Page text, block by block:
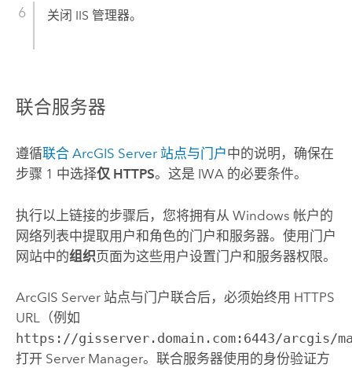
关闭 IIS 管理器。
联合服务器
遵循联合 ArcGIS Server 站点与门户中的说明，确保在
步骤 1 中选择仅 HTTPS。这是 IWA 的必要条件。
执行以上链接的步骤后，您将拥有从 Windows 帐户的
网络列表中提取用户和角色的门户和服务器。使用门户
网站中的组织页面为这些用户设置门户和服务器权限。
ArcGIS Server站点与门户联合后，必须始终用 HTTPS
URL（例如
https://gisserver.domain.com:6443/arcgis/
打开 Server Manager。联合服务器使用的身份验证方